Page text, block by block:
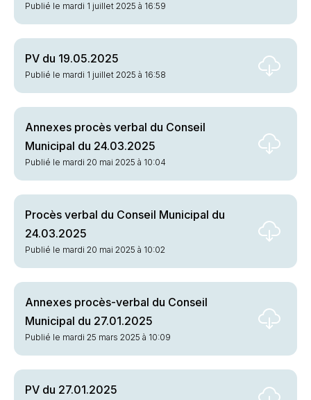
Publié le mardi 1 juillet 2025 à 16:59
PV du 19.05.2025
Publié le mardi 1 juillet 2025 à 16:58
Annexes procès verbal du Conseil
Municipal du 24.03.2025
Publié le mardi 20 mai 2025 à 10:04
Procès verbal du Conseil Municipal du
24.03.2025
Publié le mardi 20 mai 2025 à 10:02
Annexes procès-verbal du Conseil
Municipal du 27.01.2025
Publié le mardi 25 mars 2025 à 10:09
PV du 27.01.2025